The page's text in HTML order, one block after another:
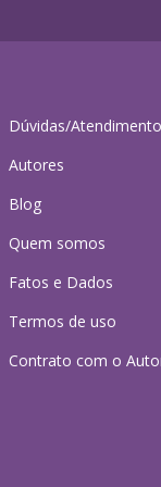
Dúvidas/Atendimento
Autores
Blog
Quem somos
Fatos e Dados
Termos de uso
Contrato com o